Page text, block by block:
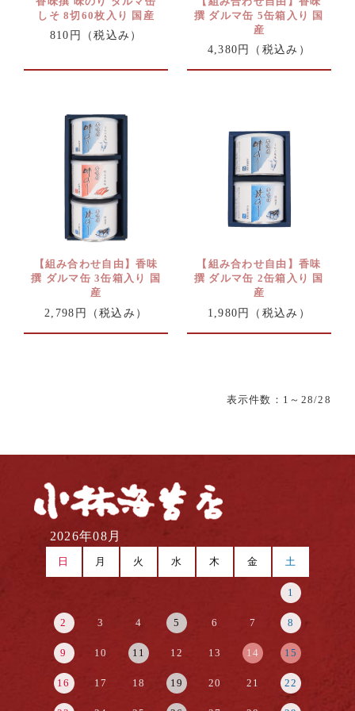
しそ 8切60枚入り 国産
810円
（税込み）
撰 ダルマ缶 5缶箱入り 国
産
4,380円
（税込み）
【組み合わせ自由】香味
撰 ダルマ缶 3缶箱入り 国
産
2,798円
（税込み）
【組み合わせ自由】香味
撰 ダルマ缶 2缶箱入り 国
産
1,980円
（税込み）
表示件数： 1 ～28/28
2026年08月
日 月 火 水 木 金 土
1
2 3 4 5 6 7 8
9 10 11 12 13 14 15
16 17 18 19 20 21 22